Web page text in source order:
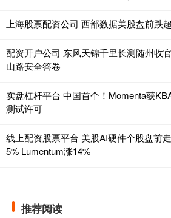
上海股票配资公司 西部数据美股盘前跌
配资开户公司 东风天锦千里长测随州收
山路安全答卷
实盘杠杆平台 中国首个！Momenta获
测试许可
线上配资股票平台 美股AI硬件个股盘前
5% Lumentum涨14%
推荐阅读